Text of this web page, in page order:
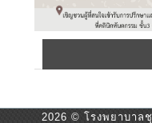
2026 © โรงพยาบาล